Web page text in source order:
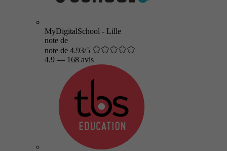
MyDigitalSchool - Lille
note de
note de 4.93/5
4.9 — 168 avis